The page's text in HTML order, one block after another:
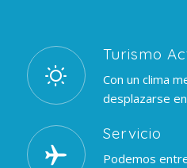
Turismo
Con un clima
desplazarse
Servicio
Podemos